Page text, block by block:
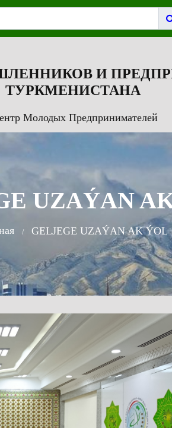
И
ТУРКМЕНИСТАНА
Молодых Предпринимателей
UZAÝAN
GELJEGE UZAÝAN AK ÝOL